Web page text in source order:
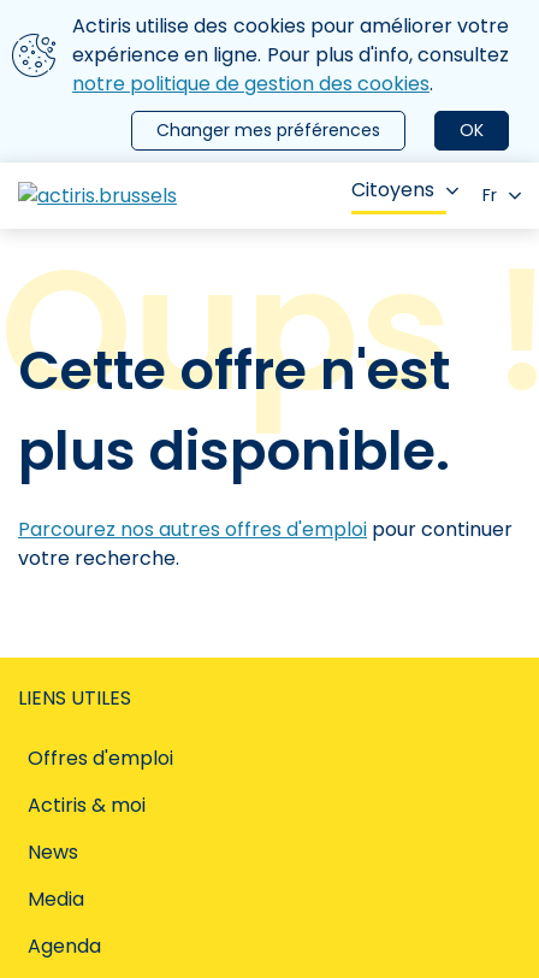
Aller au contenu principal
Nous utilisons des cookies
Actiris utilise des cookies pour améliorer votre
expérience en ligne. Pour plus d'info, consultez
notre politique de gestion des cookies.
OK
Changer mes préférences
le menu
Citoyens Fr
Cette offre n'est
plus disponible.
Parcourez nos autres offres d'emploi pour continuer
votre recherche.
LIENS UTILES
Offres d'emploi
Actiris & moi
News
Media
Agenda